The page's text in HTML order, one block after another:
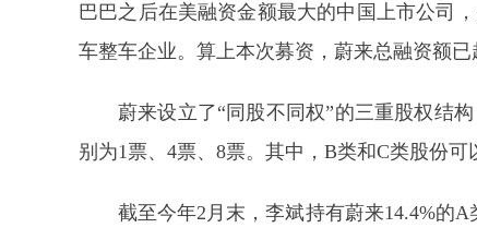
巴巴之后在美融资金额最大的中国上市公司
车整车企业。算上本次募资，蔚来总融资额已
蔚来设立了“同股不同权”的三重股权结
别为1票、4票、8票。其中，B类和C类股份
截至今年2月末，李斌持有蔚来14.4%的